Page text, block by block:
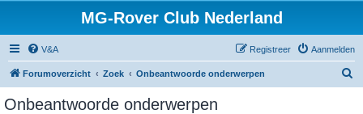
MG-Rover Club Nederland
V&A Aanmelden
Registreer
Forumoverzicht Zoek Onbeantwoorde onderwerpen
Onbeantwoorde onderwerpen